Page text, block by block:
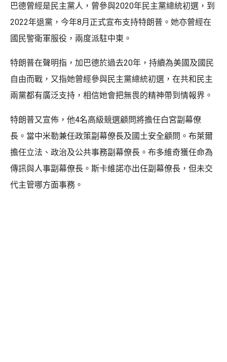
巴德曾經是民主黨人，曾參與2020年民主黨總統初選，到
2022年退黨，今年8月正式宣布支持特朗普。她亦曾經在
國民警衛軍服役，兩度派駐中東。
特朗普在聲明指，加巴德於過去20年，持續為美國及國民
自由而戰，又指她曾經參與民主黨總統初選，在共和民主
兩黨都有廣泛支持，相信她會把無畏的精神帶到情報界。
特朗普又宣佈，他4名高級競選顧問將擔任白宮副幕僚
長。當中米勒兼任政策副幕僚長及國土安全顧問。布萊爾
擔任立法、政治及公共事務副幕僚長。布多維奇獲任命為
傳訊與人事副幕僚長。斯卡維諾亦出任副幕僚長，但未交
代主管哪方面事務。